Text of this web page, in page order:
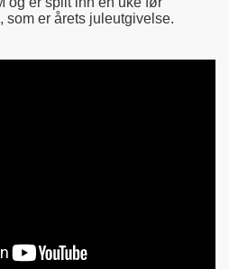
som er årets juleutgivelse.